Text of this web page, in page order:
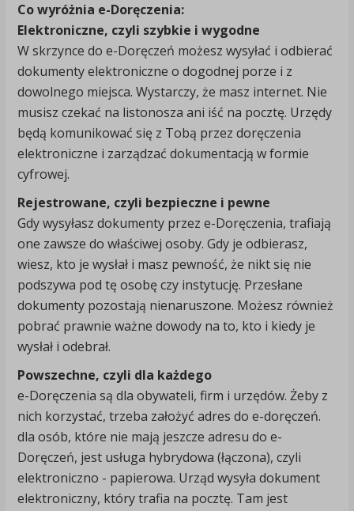
Co wyróżnia e-Doręczenia:
Elektroniczne, czyli szybkie i wygodne
W skrzynce do e-Doręczeń możesz wysyłać i odbierać
dokumenty elektroniczne o dogodnej porze i z
dowolnego miejsca. Wystarczy, że masz internet. Nie
musisz czekać na listonosza ani iść na pocztę. Urzędy
będą komunikować się z Tobą przez doręczenia
elektroniczne i zarządzać dokumentacją w formie
cyfrowej.
Rejestrowane, czyli bezpieczne i pewne
Gdy wysyłasz dokumenty przez e-Doręczenia, trafiają
one zawsze do właściwej osoby. Gdy je odbierasz,
wiesz, kto je wysłał i masz pewność, że nikt się nie
podszywa pod tę osobę czy instytucję. Przesłane
dokumenty pozostają nienaruszone. Możesz również
pobrać prawnie ważne dowody na to, kto i kiedy je
wysłał i odebrał.
Powszechne, czyli dla każdego
e-Doręczenia są dla obywateli, firm i urzędów. Żeby z
nich korzystać, trzeba założyć adres do e-doręczeń.
dla osób, które nie mają jeszcze adresu do e-
Doręczeń, jest usługa hybrydowa (łączona), czyli
elektroniczno - papierowa. Urząd wysyła dokument
elektroniczny, który trafia na pocztę. Tam jest